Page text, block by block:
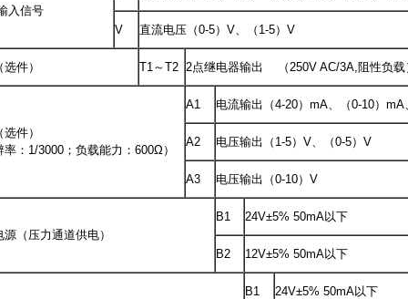
入信号
V 直流电压（0-5）V、（1-5）V
件） T1～T2 2点继电器输出 （250V AC/3A,阻性负载
选件）
率：1/3000；负载能力：600Ω）
A1 电流输出（4-20）mA、（0-10）
A2 电压输出（1-5）V、（0-5）V
A3 电压输出（0-10）V
源（压力通道供电）
B1 24V±5% 50mA以下
B2 12V±5% 50mA以下
B1 24V±5% 50mA以下